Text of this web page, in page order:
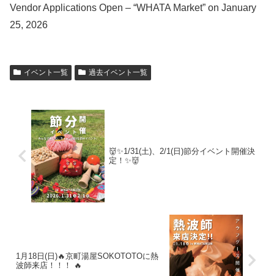
Vendor Applications Open – “WHATA Market” on January
25, 2026
イベント一覧 過去イベント一覧
👹✨1/31(土)、2/1(日)節分イベント開催決
定！✨👹
1月18日(日)🔥京町湯屋SOKOTOTOに熱
波師来店！！！ 🔥